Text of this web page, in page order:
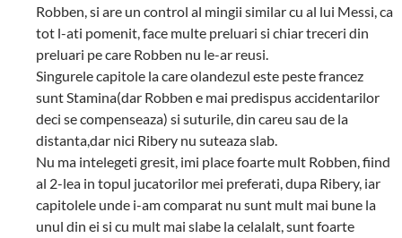
Robben, si are un control al mingii similar cu al lui Messi, ca
tot l-ati pomenit, face multe preluari si chiar treceri din
preluari pe care Robben nu le-ar reusi.
Singurele capitole la care olandezul este peste francez
sunt Stamina(dar Robben e mai predispus accidentarilor
deci se compenseaza) si suturile, din careu sau de la
distanta,dar nici Ribery nu suteaza slab.
Nu ma intelegeti gresit, imi place foarte mult Robben, fiind
al 2-lea in topul jucatorilor mei preferati, dupa Ribery, iar
capitolele unde i-am comparat nu sunt mult mai bune la
unul din ei si cu mult mai slabe la celalalt, sunt foarte